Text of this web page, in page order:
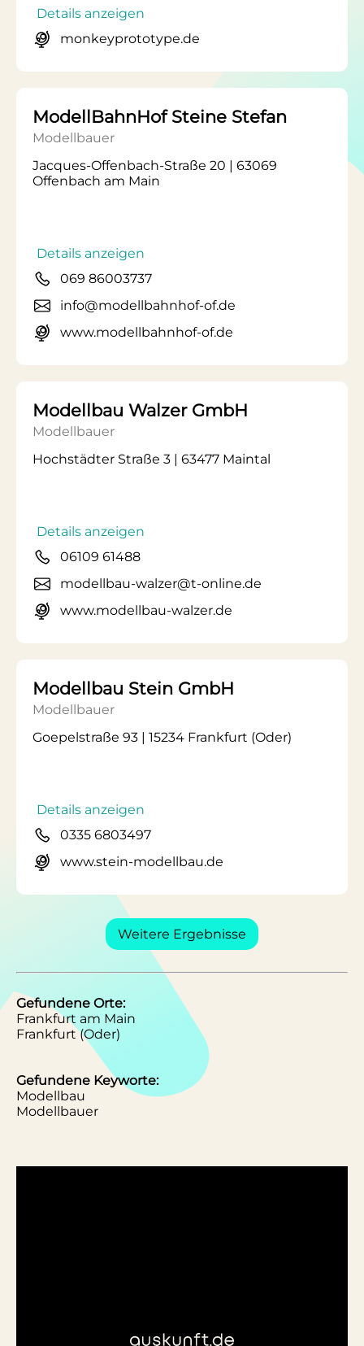
Details anzeigen
monkeyprototype.de
ModellBahnHof Steine Stefan
Modellbauer
Jacques-Offenbach-Straße 20 | 63069
Offenbach am Main
Details anzeigen
069 86003737
info@modellbahnhof-of.de
www.modellbahnhof-of.de
Modellbau Walzer GmbH
Modellbauer
Hochstädter Straße 3 | 63477 Maintal
Details anzeigen
06109 61488
modellbau-walzer@t-online.de
www.modellbau-walzer.de
Modellbau Stein GmbH
Modellbauer
Goepelstraße 93 | 15234 Frankfurt (Oder)
Details anzeigen
0335 6803497
www.stein-modellbau.de
Weitere Ergebnisse
Gefundene Orte:
Frankfurt am Main
Frankfurt (Oder)
Gefundene Keyworte:
Modellbau
Modellbauer